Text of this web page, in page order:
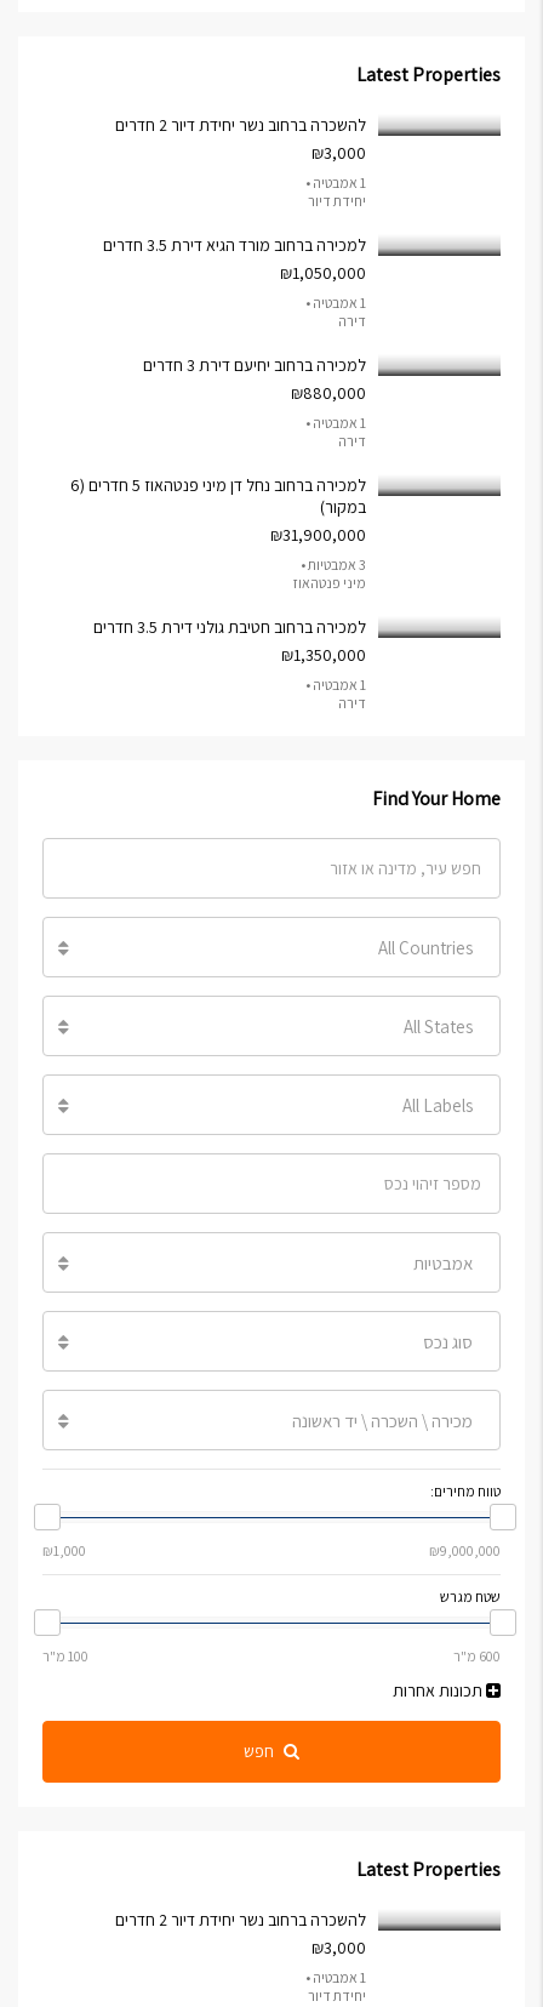
Latest Properties
להשכרה ברחוב נשר יחידת דיור 2 חדרים
₪3,000
1 אמבטיה •
יחידת דיור
למכירה ברחוב מורד הגיא דירת 3.5 חדרים
₪1,050,000
1 אמבטיה •
דירה
למכירה ברחוב יחיעם דירת 3 חדרים
₪880,000
1 אמבטיה •
דירה
למכירה ברחוב נחל דן מיני פנטהאוז 5 חדרים (6
במקור)
₪31,900,000
3 אמבטיות •
מיני פנטהאוז
למכירה ברחוב חטיבת גולני דירת 3.5 חדרים
₪1,350,000
1 אמבטיה •
דירה
Find Your Home
All Countries
All States
All Labels
אמבטיות
סוג נכס
מכירה \ השכרה \ יד ראשונה
טווח מחירים:
שטח מגרש
תכונות אחרות
חפש
Latest Properties
להשכרה ברחוב נשר יחידת דיור 2 חדרים
₪3,000
1 אמבטיה •
יחידת דיור